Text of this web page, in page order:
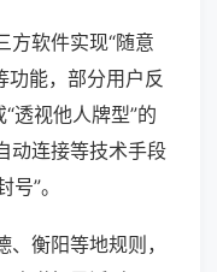
方软件实现“随意
功能，部分用户反
透视他人牌型”的
动连接等技术手段
”。
衡阳等地规则，